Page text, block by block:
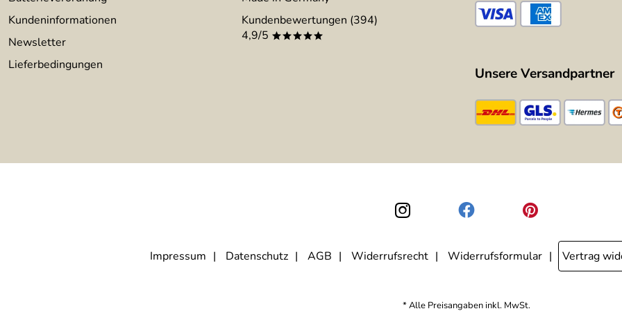
Kundeninformationen
Newsletter
Lieferbedingungen
Kundenbewertungen (394)
4,9/5 *****
Unsere Versandpartner
Impressum Datenschutz AGB Widerrufsrecht Widerrufsformular Vertrag
* Alle Preisangaben inkl. MwSt.